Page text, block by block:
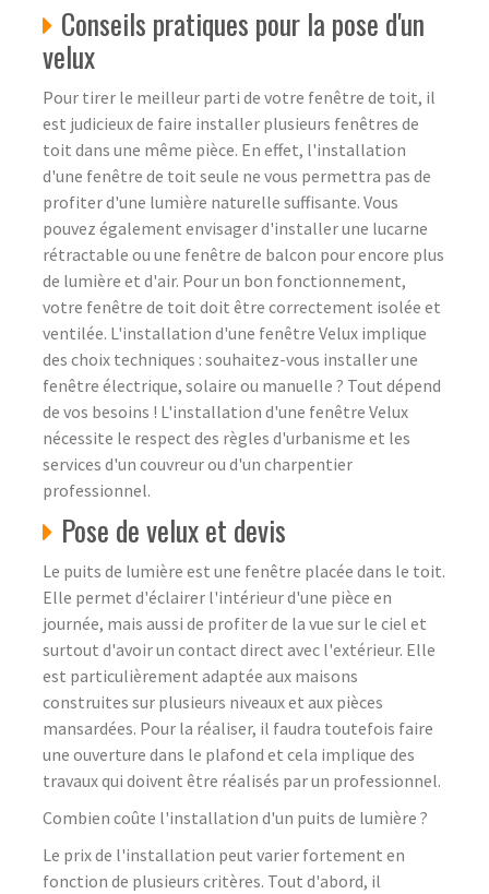
Conseils pratiques pour la pose d'un
velux
Pour tirer le meilleur parti de votre fenêtre de toit, il
est judicieux de faire installer plusieurs fenêtres de
toit dans une même pièce. En effet, l'installation
d'une fenêtre de toit seule ne vous permettra pas de
profiter d'une lumière naturelle suffisante. Vous
pouvez également envisager d'installer une lucarne
rétractable ou une fenêtre de balcon pour encore plus
de lumière et d'air. Pour un bon fonctionnement,
votre fenêtre de toit doit être correctement isolée et
ventilée. L'installation d'une fenêtre Velux implique
des choix techniques : souhaitez-vous installer une
fenêtre électrique, solaire ou manuelle ? Tout dépend
de vos besoins ! L'installation d'une fenêtre Velux
nécessite le respect des règles d'urbanisme et les
services d'un couvreur ou d'un charpentier
professionnel.
Pose de velux et devis
Le puits de lumière est une fenêtre placée dans le toit.
Elle permet d'éclairer l'intérieur d'une pièce en
journée, mais aussi de profiter de la vue sur le ciel et
surtout d'avoir un contact direct avec l'extérieur. Elle
est particulièrement adaptée aux maisons
construites sur plusieurs niveaux et aux pièces
mansardées. Pour la réaliser, il faudra toutefois faire
une ouverture dans le plafond et cela implique des
travaux qui doivent être réalisés par un professionnel.
Combien coûte l'installation d'un puits de lumière ?
Le prix de l'installation peut varier fortement en
fonction de plusieurs critères. Tout d'abord, il